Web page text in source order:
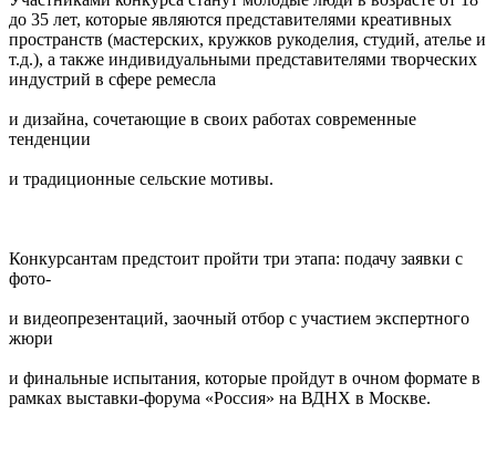
до 35 лет, которые являются представителями креативных
пространств (мастерских, кружков рукоделия, студий, ателье и
т.д.), а также индивидуальными представителями творческих
индустрий в сфере ремесла
и дизайна, сочетающие в своих работах современные
тенденции
и традиционные сельские мотивы.
Конкурсантам предстоит пройти три этапа: подачу заявки с
фото-
и видеопрезентаций, заочный отбор с участием экспертного
жюри
и финальные испытания, которые пройдут в очном формате в
рамках выставки-форума «Россия» на ВДНХ в Москве.